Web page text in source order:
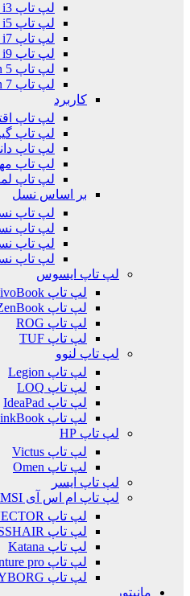
لپ تاپ Core i3
لپ تاپ Core i5
لپ تاپ Core i7
لپ تاپ Core i9
لپ تاپ Ryzen 5
لپ تاپ Ryzen 7
کاربرد
لپ تاپ
لپ تاپ
لپ تاپ
لپ تاپ
لپ تاپ
بر اساس نسل
لپ تاپ نسل
لپ تاپ نسل
لپ تاپ نسل
لپ تاپ نسل
لپ تاپ ایسوس
لپ تاپ VivoBook
لپ تاپ ZenBook
لپ تاپ ROG
لپ تاپ TUF
لپ تاپ لنوو
لپ تاپ Legion
لپ تاپ LOQ
لپ تاپ IdeaPad
لپ تاپ ThinkBook
لپ تاپ HP
لپ تاپ Victus
لپ تاپ Omen
لپ تاپ ایسر
لپ تاپ ام اس آی MSI
لپ تاپ VECTOR
لپ تاپ CROSSHAIR
لپ تاپ Katana
لپ تاپ Venture pro
لپ تاپ CYBORG
مانیتور